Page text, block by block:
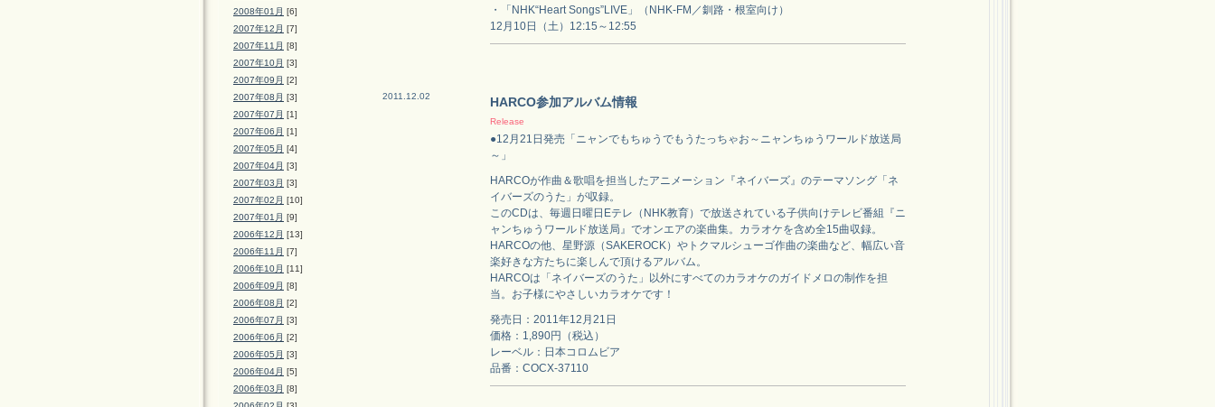
2008年01月 [6]
2007年12月 [7]
2007年11月 [8]
2007年10月 [3]
2007年09月 [2]
2007年08月 [3]
2007年07月 [1]
2007年06月 [1]
2007年05月 [4]
2007年04月 [3]
2007年03月 [3]
2007年02月 [10]
2007年01月 [9]
2006年12月 [13]
2006年11月 [7]
2006年10月 [11]
2006年09月 [8]
2006年08月 [2]
2006年07月 [3]
2006年06月 [2]
2006年05月 [3]
2006年04月 [5]
2006年03月 [8]
・「NHK“Heart Songs”LIVE」（NHK-FM／釧路・根室向け）
12月10日（土）12:15～12:55
2011.12.02 HARCO参加アルバム情報
Release
●12月21日発売「ニャンでもちゅうでもうたっちゃお～ニャンちゅうワールド放送局
～」
HARCOが作曲＆歌唱を担当したアニメーション『ネイバーズ』のテーマソング「ネ
イバーズのうた」が収録。
このCDは、毎週日曜日Eテレ（NHK教育）で放送されている子供向けテレビ番組『ニ
ャンちゅうワールド放送局』でオンエアの楽曲集。カラオケを含め全15曲収録。
HARCOの他、星野源（SAKEROCK）やトクマルシューゴ作曲の楽曲など、幅広い音
楽好きな方たちに楽しんで頂けるアルバム。
HARCOは「ネイバーズのうた」以外にすべてのカラオケのガイドメロの制作を担
当。お子様にやさしいカラオケです！
発売日：2011年12月21日
価格：1,890円（税込）
レーベル：日本コロムビア
品番：COCX-37110